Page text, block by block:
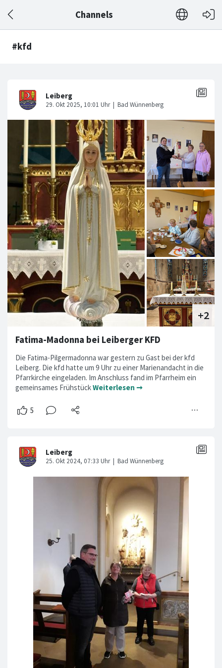
Channels
#kfd
Fatima-Madonna bei Leiberger KFD
Die Fatima-Pilgermadonna war gestern zu Gast bei der kfd
Leiberg. Die kfd hatte um 9 Uhr zu einer Marienandacht in die
Pfarrkirche eingeladen. Im Anschluss fand im Pfarrheim ein
gemeinsames FrühstückWeiterlesen ➞